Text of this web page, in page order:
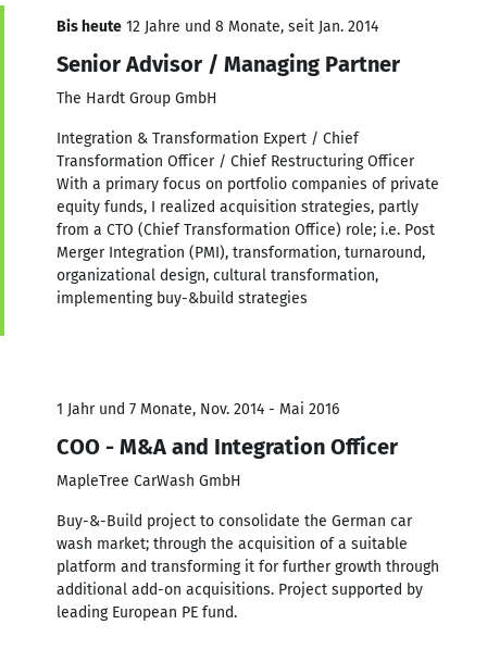
Bis heute 12 Jahre und 8 Monate, seit Jan. 2014
Senior Advisor / Managing Partner
The Hardt Group GmbH
Integration & Transformation Expert / Chief
Transformation Officer / Chief Restructuring Officer
With a primary focus on portfolio companies of private
equity funds, I realized acquisition strategies, partly
from a CTO (Chief Transformation Office) role; i.e. Post
Merger Integration (PMI), transformation, turnaround,
organizational design, cultural transformation,
implementing buy-&build strategies
1 Jahr und 7 Monate, Nov. 2014 - Mai 2016
COO - M&A and Integration Officer
MapleTree CarWash GmbH
Buy-&-Build project to consolidate the German car
wash market; through the acquisition of a suitable
platform and transforming it for further growth through
additional add-on acquisitions. Project supported by
leading European PE fund.